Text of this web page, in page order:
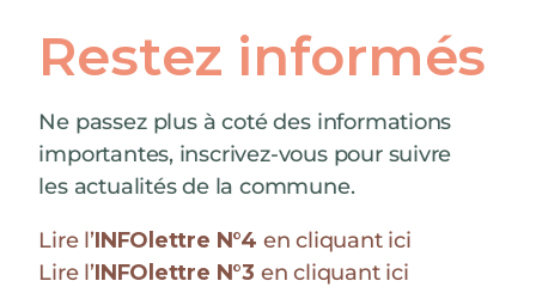
Restez informés
Ne passez plus à coté des informations
importantes, inscrivez-vous pour suivre
les actualités de la commune.
Lire l’INFOlettre N°4 en cliquant ici
Lire l’INFOlettre N°3 en cliquant ici